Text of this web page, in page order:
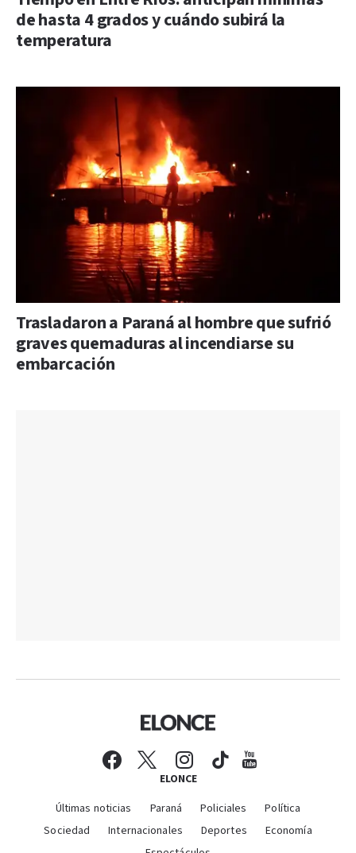
de hasta 4 grados y cuándo subirá la
temperatura
Trasladaron a Paraná al hombre que sufrió
graves quemaduras al incendiarse su
embarcación
ELONCE
Últimas noticias Paraná Policiales
Política
Sociedad
Internacionales Deportes
Economía